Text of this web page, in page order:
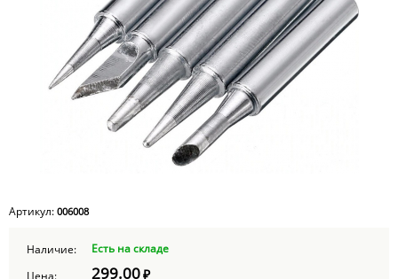
Артикул: 006008
Наличие:
Есть на складе
299.00₽